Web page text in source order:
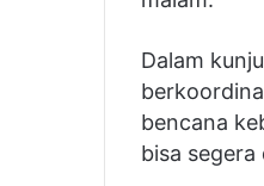
Dalam
bencana
bisa